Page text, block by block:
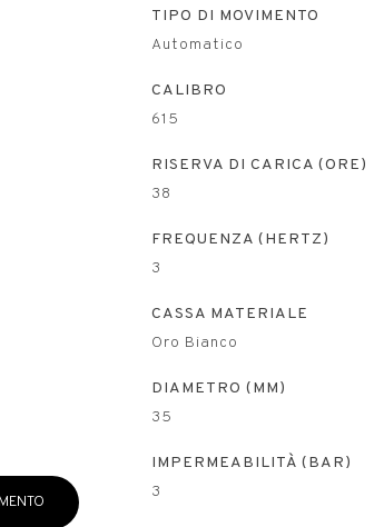
TIPO DI MOVIMENTO
Automatico
CALIBRO
615
RISERVA DI CARICA (ORE)
38
FREQUENZA (HERTZ)
3
CASSA MATERIALE
Oro Bianco
DIAMETRO (MM)
35
IMPERMEABILITÀ (BAR)
3